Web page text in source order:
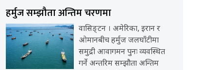
हर्मुज सम्झौता अन्तिम चरणमा
वासिङ्टन । अमेरिका, इरान र
ओमानबीच हर्मुज जलघाँटीमा
समुद्री आवागमन पुनः व्यवस्थित
गर्ने अन्तरिम सम्झौता अन्तिम